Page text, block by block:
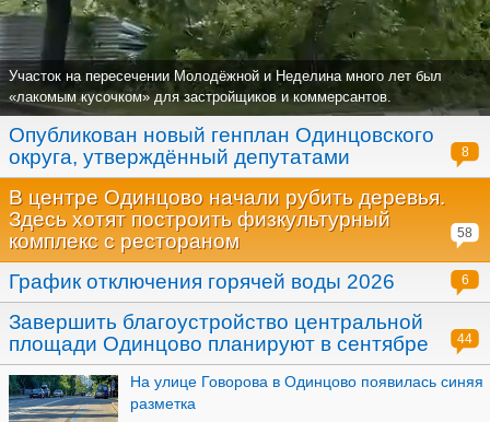
Участок на пересечении Молодёжной и Неделина много лет был
«лакомым кусочком» для застройщиков и коммерсантов.
Опубликован новый генплан Одинцовского
округа, утверждённый депутатами
8
В центре Одинцово начали рубить деревья.
Здесь хотят построить физкультурный
комплекс с рестораном
58
График отключения горячей воды 2026 6
Завершить благоустройство центральной
площади Одинцово планируют в сентябре
44
На улице Говорова в Одинцово появилась синяя
разметка